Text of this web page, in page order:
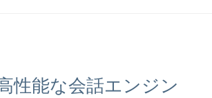
性能な会話エンジン